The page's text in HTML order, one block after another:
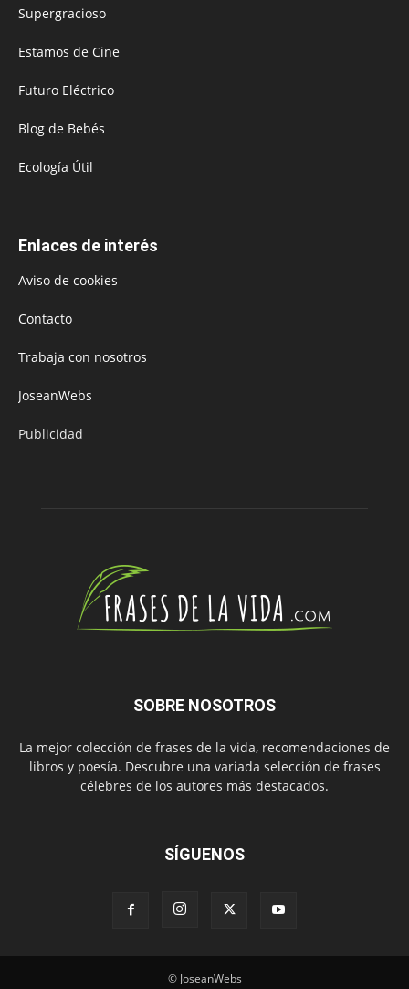
Supergracioso
Estamos de Cine
Futuro Eléctrico
Blog de Bebés
Ecología Útil
Enlaces de interés
Aviso de cookies
Contacto
Trabaja con nosotros
JoseanWebs
Publicidad
SOBRE NOSOTROS
La mejor colección de frases de la vida, recomendaciones de
libros y poesía. Descubre una variada selección de frases
célebres de los autores más destacados.
SÍGUENOS
© JoseanWebs